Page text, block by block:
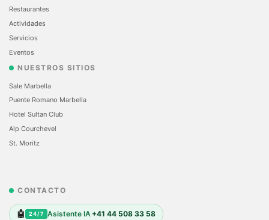
Restaurantes
Actividades
Servicios
Eventos
NUESTROS SITIOS
Sale Marbella
Puente Romano Marbella
Hotel Sultan Club
Alp Courchevel
St. Moritz
CONTACTO
🤖 24/7 Asistente IA +41 44 508 33 58